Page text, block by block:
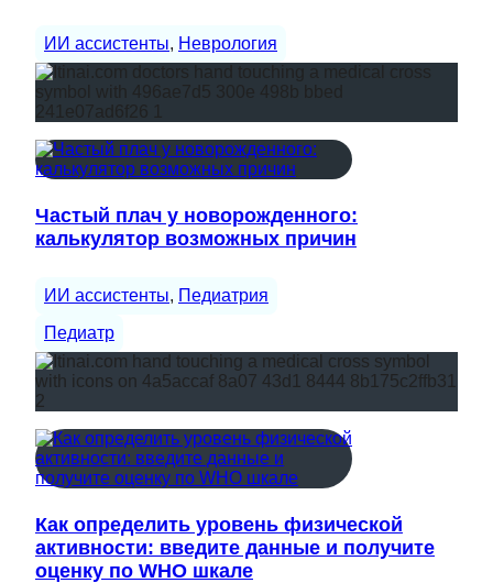
ИИ ассистенты, Неврология
Частый плач у новорожденного:
калькулятор возможных причин
ИИ ассистенты, Педиатрия
Педиатр
Как определить уровень физической
активности: введите данные и получите
оценку по WHO шкале